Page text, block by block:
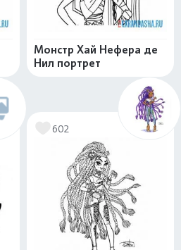
Монстр Хай Нефера де
Нил портрет
602